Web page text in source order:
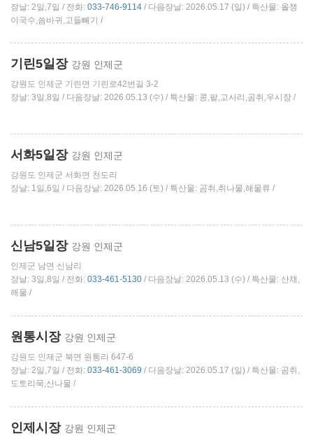
장날: 2일,7일 / 전화: 033-746-9114 / 다음장날: 2026.05.17 (일) / 특산물: 올챙
이국수,씀바귀,고들빼기 /
기린5일장 강원 인제군
강원도 인제군 기린면 기린로42번길 3-2
장날: 3일,8일 / 다음장날: 2026.05.13 (수) / 특산물: 콩,팥,고사리,곰취,우시장 /
서화5일장 강원 인제군
강원도 인제군 서화면 천도리
장날: 1일,6일 / 다음장날: 2026.05.16 (토) / 특산물: 곰취,취나물,해물류 /
신남5일장 강원 인제군
인제군 남면 신남리
장날: 3일,8일 / 전화: 033-461-5130 / 다음장날: 2026.05.13 (수) / 특산물: 산채,
해물 /
원통시장 강원 인제군
강원도 인제군 북면 원통리 647-6
장날: 2일,7일 / 전화: 033-461-3069 / 다음장날: 2026.05.17 (일) / 특산물: 곰취,
도토리묵,산나물 /
인제시장 강원 인제군